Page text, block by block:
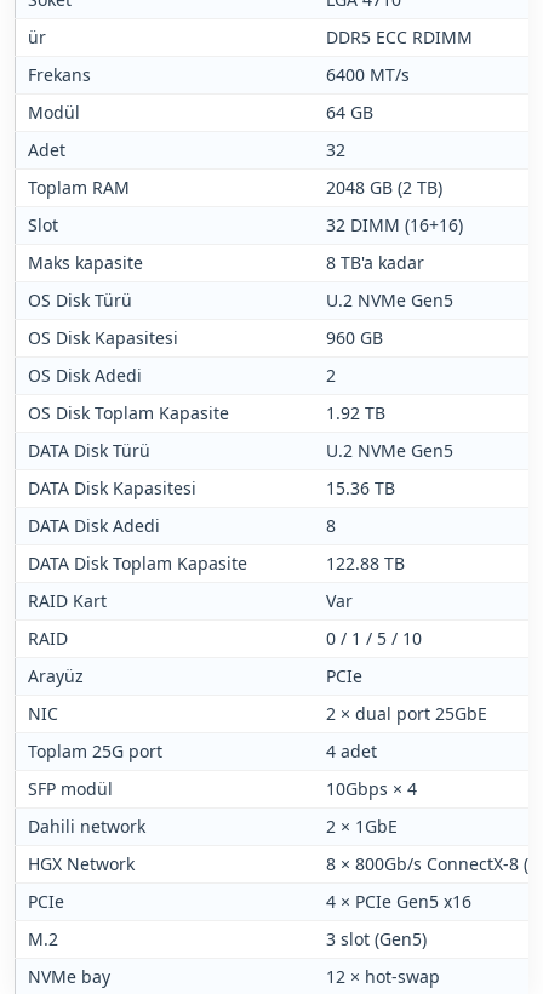
ür
DDR5 ECC RDIMM
Frekans
6400 MT/s
Modül
64 GB
Adet
32
Toplam RAM
2048 GB (2 TB)
Slot
32 DIMM (16+16)
Maks kapasite
8 TB'a kadar
OS Disk Türü
U.2 NVMe Gen5
OS Disk Kapasitesi
960 GB
OS Disk Adedi
2
OS Disk Toplam Kapasite
1.92 TB
DATA Disk Türü
U.2 NVMe Gen5
DATA Disk Kapasitesi
15.36 TB
DATA Disk Adedi
8
DATA Disk Toplam Kapasite
122.88 TB
RAID Kart
Var
RAID
0 / 1 / 5 / 10
Arayüz
PCIe
NIC
2 × dual port 25GbE
Toplam 25G port
4 adet
SFP modül
10Gbps × 4
Dahili network
2 × 1GbE
HGX Network
8 × 800Gb/s ConnectX-8
PCIe
4 × PCIe Gen5 x16
M.2
3 slot (Gen5)
NVMe bay
12 × hot-swap